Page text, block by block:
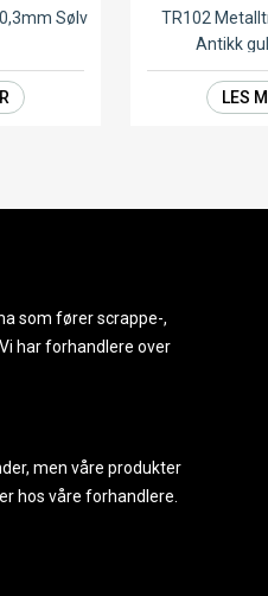
Sølv
TR102
Antikk
LES
som fører scrappe-,
har forhandlere over
men våre produkter
hos våre forhandlere.